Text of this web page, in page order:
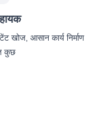
खोज, आसान कार्य निर्माण
कुछ